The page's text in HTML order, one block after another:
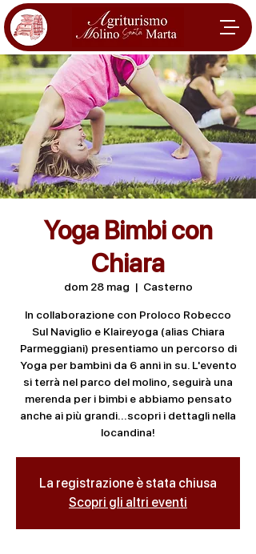
Yoga Bimbi con
Chiara
dom 28 mag
  |
Casterno
In collaborazione con Proloco Robecco
Sul Naviglio e Klaireyoga (alias Chiara
Parmeggiani) presentiamo un percorso di
Yoga per bambini da 6 anni in su. L'evento
si terrà nel parco del molino, seguirà una
merenda per i bimbi e abbiamo pensato
anche ai più grandi...scopri i dettagli nella
locandina!
La registrazione è stata chiusa
Scopri gli altri eventi